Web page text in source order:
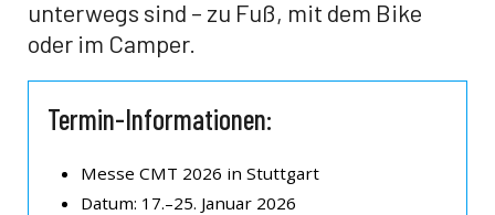
unterwegs sind – zu Fuß, mit dem Bike
oder im Camper.
Termin-Informationen:
Messe CMT 2026 in Stuttgart
Datum: 17.–25. Januar 2026